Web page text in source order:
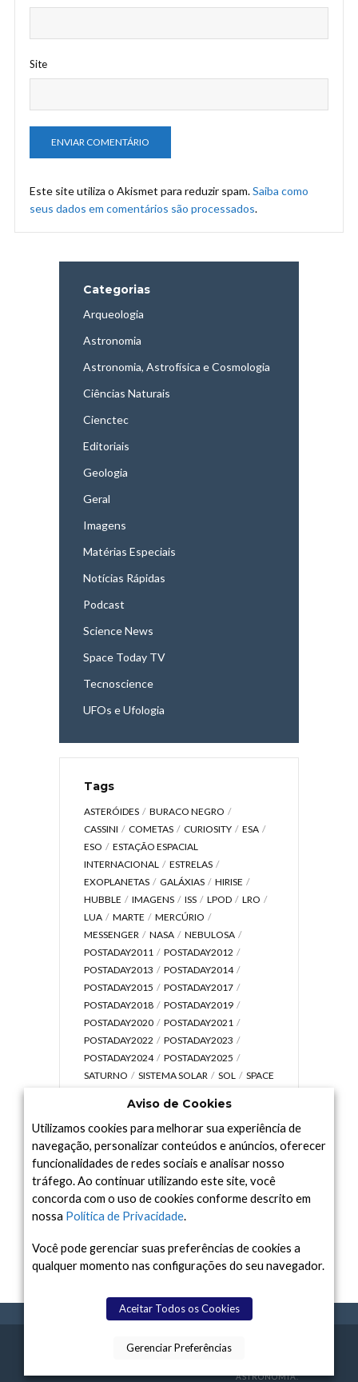
Site
Este site utiliza o Akismet para reduzir spam.Saiba como
seus dados em comentários são processados.
Categorias
Arqueologia
Astronomia
Astronomia, Astrofísica e Cosmologia
Ciências Naturais
Cienctec
Editoriais
Geologia
Geral
Imagens
Matérias Especiais
Notícias Rápidas
Podcast
Science News
Space Today TV
Tecnoscience
UFOs e Ufologia
Tags
ASTERÓIDES
BURACO NEGRO
CASSINI
COMETAS CURIOSITY
ESA
ESO
ESTAÇÃO ESPACIAL
INTERNACIONAL
ESTRELAS
EXOPLANETAS
GALÁXIAS
HIRISE
HUBBLE
IMAGENS ISS LPOD
LRO
LUA
MARTE
MERCÚRIO
MESSENGER
NASA
NEBULOSA
POSTADAY2011
POSTADAY2012
POSTADAY2013
POSTADAY2014
POSTADAY2015
POSTADAY2017
POSTADAY2018
POSTADAY2019
POSTADAY2020
POSTADAY2021
POSTADAY2022
POSTADAY2023
POSTADAY2024
POSTADAY2025
SATURNO
SISTEMA SOLAR SOL
SPACE
UNIVERSO
VÍDEO
Arquivo
Arquivo
TERMOS CONTATO SPACE TODAY
ASTRONOMIA.
Aviso de Cookies
Utilizamos cookies para melhorar sua experiência de
navegação, personalizar conteúdos e anúncios, oferecer
funcionalidades de redes sociais e analisar nosso
tráfego. Ao continuar utilizando este site, você
concorda com o uso de cookies conforme descrito em
nossa Política de Privacidade.
Você pode gerenciar suas preferências de cookies a
qualquer momento nas configurações do seu navegador.
Aceitar Todos os Cookies
Gerenciar Preferências